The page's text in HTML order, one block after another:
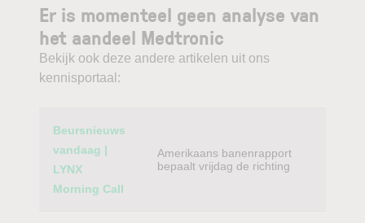
Er is momenteel geen analyse van
het aandeel Medtronic
Bekijk ook deze andere artikelen uit ons
kennisportaal:
Category
Beursnieuws
vandaag |
LYNX
Morning Call
Amerikaans banenrapport
bepaalt vrijdag de richting